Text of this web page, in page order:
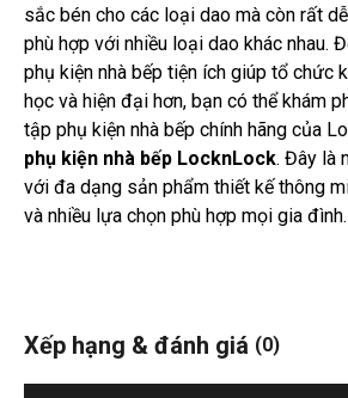
sắc bén cho các loại dao mà còn rất
phù hợp với nhiều loại dao khác nhau.
phụ kiện nhà bếp tiện ích giúp tổ chức
học và hiện đại hơn, bạn có thể khám
tập phụ kiện nhà bếp chính hãng của
phụ kiện nhà bếp LocknLock. Đây là
với đa dạng sản phẩm thiết kế thông
và nhiều lựa chọn phù hợp mọi gia đình.
Xếp hạng & đánh giá (0)